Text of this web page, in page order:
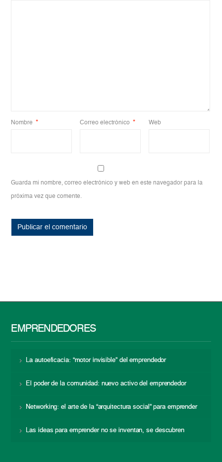
Nombre * Correo electrónico * Web
Guarda mi nombre, correo electrónico y web en este navegador para la
próxima vez que comente.
EMPRENDEDORES
La autoeficacia: “motor invisible” del emprendedor
El poder de la comunidad: nuevo activo del emprendedor
Networking: el arte de la “arquitectura social” para emprender
Las ideas para emprender no se inventan, se descubren